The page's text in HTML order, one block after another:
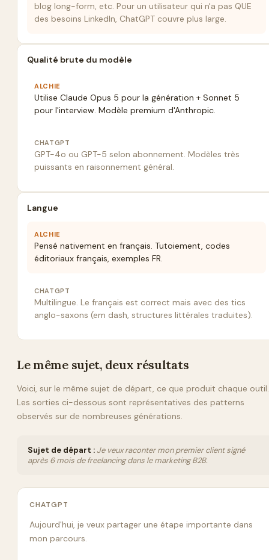
blog long-form, etc. Pour un utilisateur qui n'a pas QUE
des besoins LinkedIn, ChatGPT couvre plus large.
Qualité brute du modèle
ALCHIE
Utilise Claude Opus 5 pour la génération + Sonnet 5
pour l'interview. Modèle premium d'Anthropic.
CHATGPT
GPT-4o ou GPT-5 selon abonnement. Modèles très
puissants en raisonnement général.
Langue
ALCHIE
Pensé nativement en français. Tutoiement, codes
éditoriaux français, exemples FR.
CHATGPT
Multilingue. Le français est correct mais avec des tics
anglo-saxons (em dash, structures littérales traduites).
Le même sujet, deux résultats
Voici, sur le même sujet de départ, ce que produit chaque outil.
Les sorties ci-dessous sont représentatives des patterns
observés sur de nombreuses générations.
Sujet de départ : Je veux raconter mon premier client signé
après 6 mois de freelancing dans le marketing B2B.
CHATGPT
Aujourd'hui, je veux partager une étape importante dans
mon parcours.